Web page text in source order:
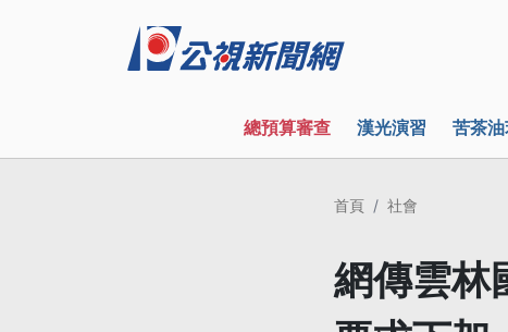
總預算審查 漢光演習 苦茶
首頁 社會
網傳雲林